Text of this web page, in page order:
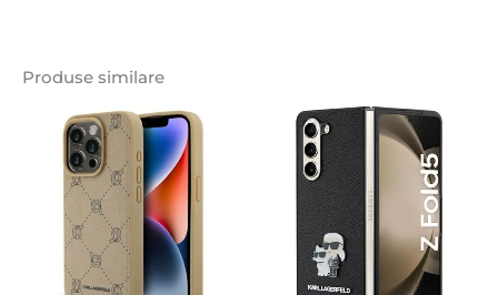
Produse similare